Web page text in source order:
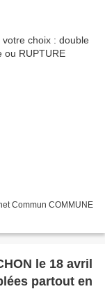
Commun COMMUNE
le 18 avril
partout en